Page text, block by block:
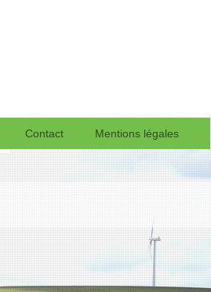
Contact Mentions légales